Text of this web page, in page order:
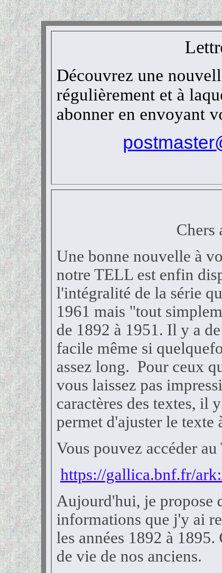
Découvrez une
régulièrement et à
abonner en envoyant
Chers
Une bonne nouvelle à
notre TELL est enfin
l'intégralité de la série
1961 mais "tout
de 1892 à 1951. Il y a
facile même si
assez long. Pour ceux
vous laissez pas
caractères des textes, il
permet d'ajuster le texte
Vous pouvez accéder
https://gallica.bnf.fr/
Aujourd'hui, je propose
informations que j'y ai
les années 1892 à
de vie de nos anciens.